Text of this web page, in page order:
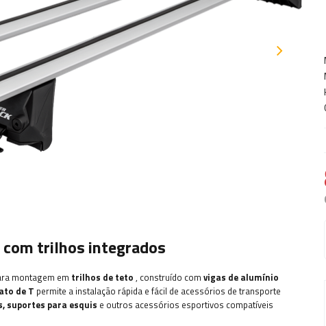
com trilhos integrados
montagem em trilhos de teto , construído com vigas de alumínio
de T permite a instalação rápida e fácil de acessórios de transporte
suportes para esquis e outros acessórios esportivos compatíveis